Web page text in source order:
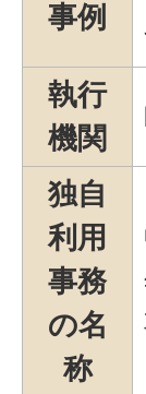
事例
執行
機関
独自
利用
事務
の名
称